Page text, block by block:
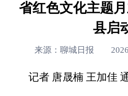
省红色文化主题
县启
来源：聊城日报 2026-
记者 唐晟楠 王加佳